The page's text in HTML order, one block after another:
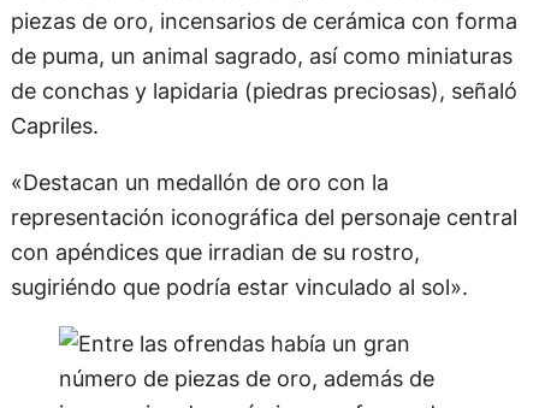
piezas de oro, incensarios de cerámica con forma
de puma, un animal sagrado, así como miniaturas
de conchas y lapidaria (piedras preciosas), señaló
Capriles.
«Destacan un medallón de oro con la
representación iconográfica del personaje central
con apéndices que irradian de su rostro,
sugiriéndo que podría estar vinculado al sol».